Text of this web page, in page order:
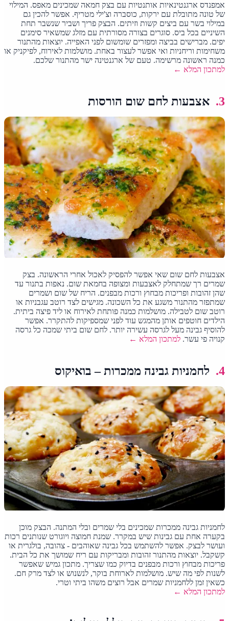
אמפנדס ארגנטינאיות אותנטיות עם בצק חמאה שמכינים מאפס. המילוי
של טונה מתובלת עם ירקות, כוסברה וצ'ילי מטריף. אפשר להכין גם
במילוי בשר עם ביצים קשות וזיתים. הבצק פריך ושביר שנשבר תחת
השיניים בכל ביס. סוגרים בצורה מסורתית עם מזלג שמשאיר סימנים
יפים. מברישים בביצה ומפזרים שומשום לפני האפייה. יוצאות מהתנור
משחימות וריחניות ואי אפשר לעצור באחת. מושלמות לאירוח, לפיקניק או
כמנה ראשונה מרשימה. טעם של ארגנטינה ישר מהתנור שלכם.
למתכון המלא ←
3. אצבעות לחם שום הורסות
אצבעות לחם שום שאי אפשר להפסיק לאכול אחרי הראשונה. בצק
שמרים רך שמתחלק לאצבעות ומצופה בחמאת שום. נאפות בתנור עד
שהן זהובות ופריכות מבחוץ ורכות מבפנים. הריח של שום ושמרים
שמתפזר מהתנור משגע את כל השכונה. מגישים לצד רוטב עגבניות או
רוטב שום לטבילה. מושלמות כמנה פותחת לאירוח או ליד פיצה ביתית.
הילדים חוטפים אותן מהמגש עוד לפני שמספיקות להתקרר. אפשר
להוסיף גבינה מעל לגרסה עשירה יותר. לחם שום ביתי שמכה כל גרסה
קנויה פי עשר.למתכון המלא ←
4. לחמניות גבינה ממכרות – בואיקוס
לחמניות גבינה ממכרות שמכינים בלי שמרים ובלי המתנה. הבצק מוכן
בקערה אחת עם גבינות שיש במקרר. שמנת חמוצה ויוגורט שנותנים רכות
ועושר לבצק. אפשר להשתמש בכל גבינה שאוהבים - צהובה, בולגרית או
קשקבל. יוצאות מהתנור זהובות ומבריקות עם ריח שמושך את כל הבית.
פריכות מבחוץ ורכות מבפנים בדיוק כמו שצריך. מתכון גמיש שאפשר
לשנות לפי מה שיש. מושלמות לארוחת בוקר, לנשנוש או לצד מרק חם.
כשאין זמן ללחמניות שמרים אבל רוצים משהו ביתי וטרי.
למתכון המלא ←